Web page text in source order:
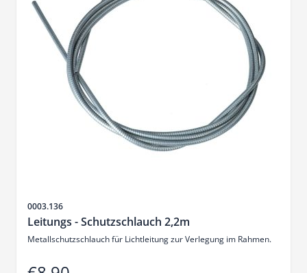
Sku
0003.136
Leitungs - Schutzschlauch 2,2m
Metallschutzschlauch für Lichtleitung zur Verlegung im Rahmen.